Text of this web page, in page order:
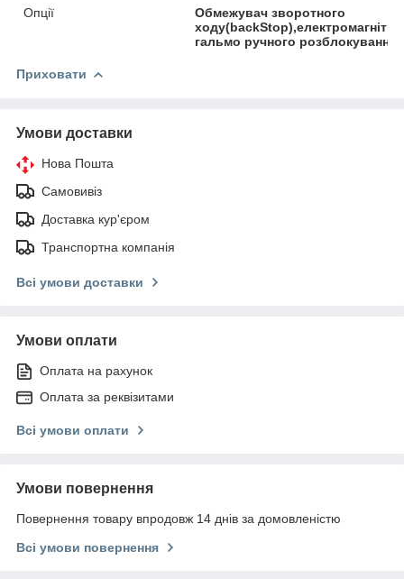
Опції
Обмежувач зворотного
гальмо ручного
Приховати
Умови доставки
Нова Пошта
Самовивіз
Доставка кур'єром
Транспортна компанія
Всі умови доставки
Умови оплати
Оплата на рахунок
Оплата за реквізитами
Всі умови оплати
Умови повернення
Повернення товару впродовж 14 днів за домовленістю
Всі умови повернення